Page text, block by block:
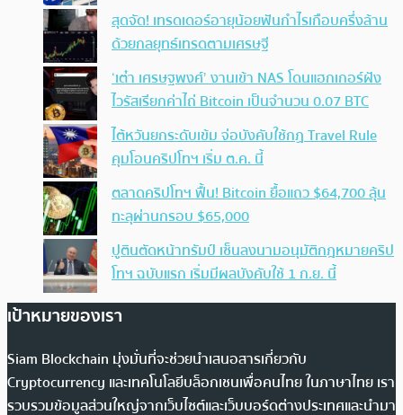
สุดจัด! เทรดเดอร์อายุน้อยฟันกำไรเกือบครึ่งล้าน
ด้วยกลยุทธ์เทรดตามเศรษฐี
‘เต๋า เศรษฐพงศ์’ งานเข้า NAS โดนแฮกเกอร์ฝัง
ไวรัสเรียกค่าไถ่ Bitcoin เป็นจำนวน 0.07 BTC
ไต้หวันยกระดับเข้ม จ่อบังคับใช้กฏ Travel Rule
คุมโอนคริปโทฯ เริ่ม ต.ค. นี้
ตลาดคริปโทฯ ฟื้น! Bitcoin ยื้อแถว $64,700 ลุ้น
ทะลุผ่านกรอบ $65,000
ปูตินตัดหน้าทรัมป์ เซ็นลงนามอนุมัติกฎหมายคริป
โทฯ ฉบับแรก เริ่มมีผลบังคับใช้ 1 ก.ย. นี้
เป้าหมายของเรา
Siam Blockchain มุ่งมั่นที่จะช่วยนำเสนอสารเกี่ยวกับ
Cryptocurrency และเทคโนโลยีบล็อกเชนเพื่อคนไทย ในภาษาไทย เรา
รวบรวมข้อมูลส่วนใหญ่จากเว็บไซต์และเว็บบอร์ดต่างประเทศและนำมา